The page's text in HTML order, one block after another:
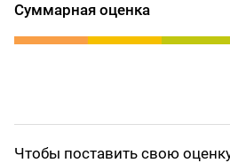
Суммарная оценка
Чтобы поставить свою